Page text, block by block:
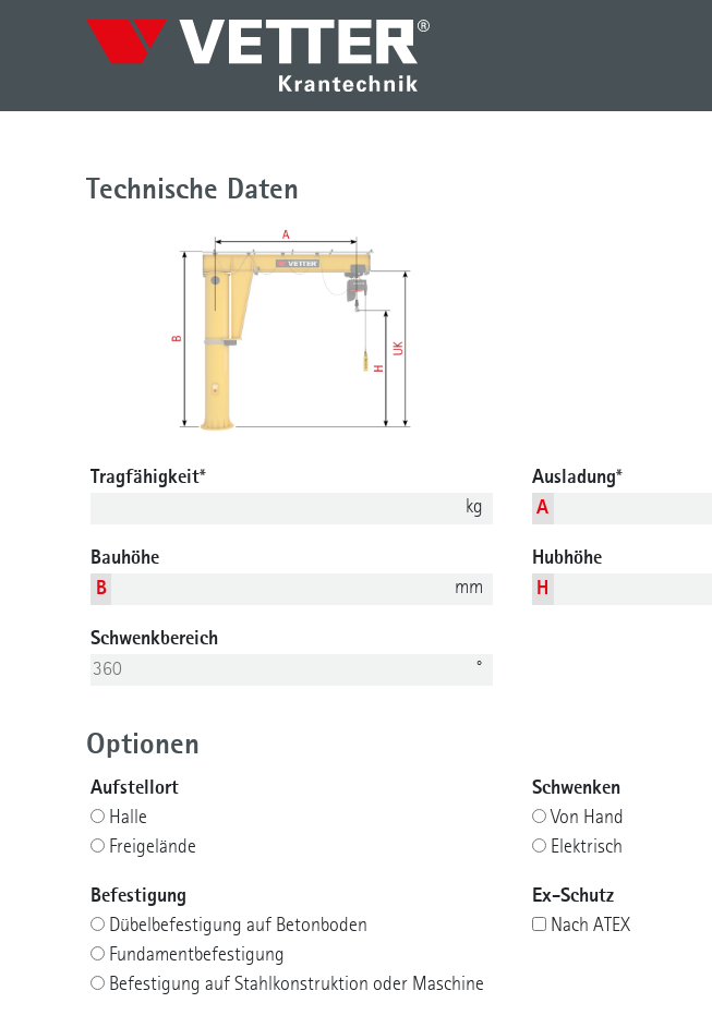
Technische Daten
Tragfähigkeit*
kg
Ausladung*
A
Bauhöhe
B
mm
Hubhöhe
H
Schwenkbereich
°
Optionen
Aufstellort
Halle
Freigelände
Schwenken
Von Hand
Elektrisch
Befestigung
Dübelbefestigung auf Betonboden
Fundamentbefestigung
Befestigung auf Stahlkonstruktion oder Maschine
Ex-Schutz
Nach ATEX